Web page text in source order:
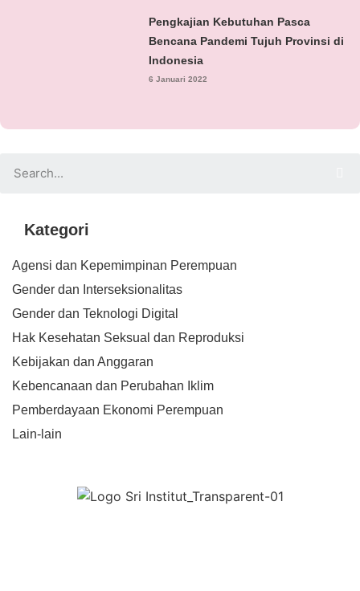
Pengkajian Kebutuhan Pasca
Bencana Pandemi Tujuh Provinsi di
Indonesia
6 Januari 2022
Kategori
Agensi dan Kepemimpinan Perempuan
Gender dan Interseksionalitas
Gender dan Teknologi Digital
Hak Kesehatan Seksual dan Reproduksi
Kebijakan dan Anggaran
Kebencanaan dan Perubahan Iklim
Pemberdayaan Ekonomi Perempuan
Lain-lain